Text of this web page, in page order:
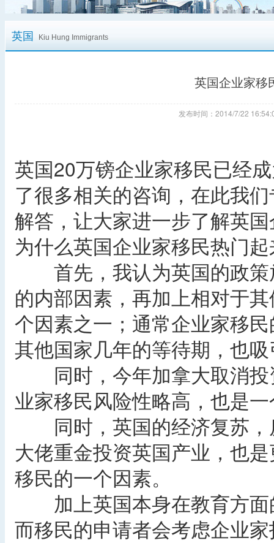
英国 Kiu Hung Immigrants
英国企业家移
发布时间：2014/7/22
英国20万镑企业家移民已经
了很多相关的咨询，在此我
解答，让大家进一步了解英
为什么英国企业家移民热门
首先，我认为英国的政策
的内部因素，再加上相对于
个因素之一；通常企业家移
其他国家几年的等待期，也
同时，今年加拿大取消投
业家移民风险性略高，也是
同时，英国的经济复苏，
大佬重金投资英国产业，也
移民的一个因素。
加上英国本身在教育方面
而移民的申请者会考虑企业